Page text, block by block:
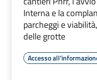
Interna e la
parcheggi e
delle grotte
Accesso